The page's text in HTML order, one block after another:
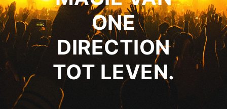
ONE
DIRECTION
TOT LEVEN.